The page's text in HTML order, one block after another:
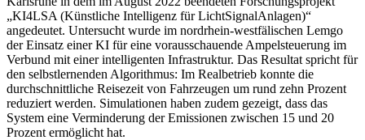
„KI4LSA (Künstliche Intelligenz für LichtSignalAnlagen)“
angedeutet. Untersucht wurde im nordrhein-westfälischen Lemgo
der Einsatz einer KI für eine vorausschauende Ampelsteuerung im
Verbund mit einer intelligenten Infrastruktur. Das Resultat spricht für
den selbstlernenden Algorithmus: Im Realbetrieb konnte die
durchschnittliche Reisezeit von Fahrzeugen um rund zehn Prozent
reduziert werden. Simulationen haben zudem gezeigt, dass das
System eine Verminderung der Emissionen zwischen 15 und 20
Prozent ermöglicht hat.